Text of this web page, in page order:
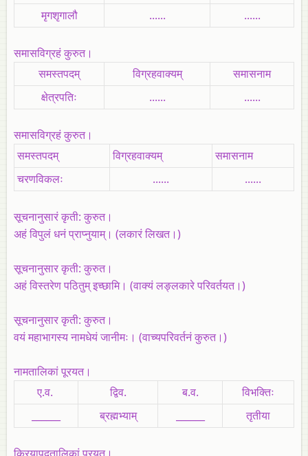
मृगशृगालौ
...... ......
समासविग्रहं कुरुत।
समस्तपदम्
विग्रहवाक्यम्
समासनाम
क्षेत्रपतिः
...... ......
समासविग्रहं कुरुत।
समस्तपदम्
विग्रहवाक्यम्
समासनाम
चरणविकलः
...... ......
सूचनानुसारं कृती: कुरुत।
अहं विपुलं धनं प्राप्नुयाम्। (लकारं लिखत।)
सूचनानुसार कृती: कुरुत।
अहं विस्तरेण पठितुम् इच्छामि। (वाक्यं लङ्लकारे परिवर्तयत।)
सूचनानुसार कृती: कुरुत।
वयं महाभागस्य नामधेयं जानीमः। (वाच्यपरिवर्तनं कुरुत।)
नामतालिकां पूरयत।
ए.व.
द्विव. ब.व.
विभक्तिः
ब्रह्मभ्याम् तृतीया